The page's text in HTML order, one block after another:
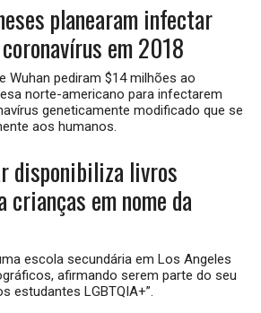
planearam infectar
em 2018
Wuhan pediram $14 milhões ao
norte-americano para infectarem
geneticamente modificado que se
aos humanos.
disponibiliza livros
crianças em nome da
escola secundária em Los Angeles
afirmando serem parte do seu
estudantes LGBTQIA+”.